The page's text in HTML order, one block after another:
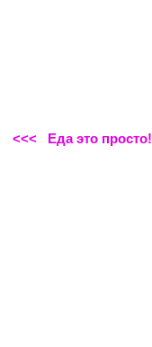
<<< Еда это просто!